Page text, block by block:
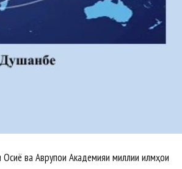
ва Аврупои Академияи миллии илмҳои